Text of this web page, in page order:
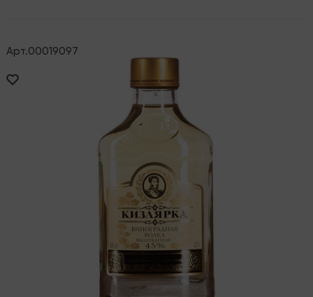
Арт.00019097